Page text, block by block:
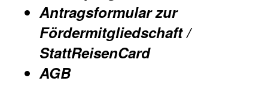
Antragsformular zur
Fördermitgliedschaft /
StattReisenCard
AGB